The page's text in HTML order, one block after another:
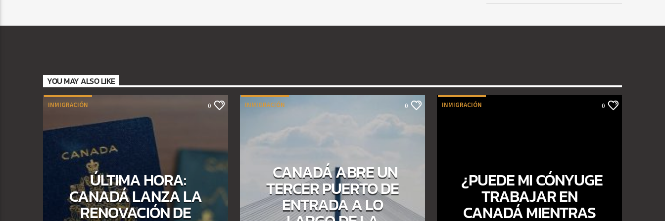
YOU MAY ALSO LIKE
INMIGRACIÓN 0
ÚLTIMA HORA:
CANADÁ LANZA LA
RENOVACIÓN DE
INMIGRACIÓN 0
CANADÁ ABRE UN
TERCER PUERTO DE
ENTRADA A LO
INMIGRACIÓN 0
¿PUEDE MI CÓNYUGE
TRABAJAR EN
CANADÁ MIENTRAS